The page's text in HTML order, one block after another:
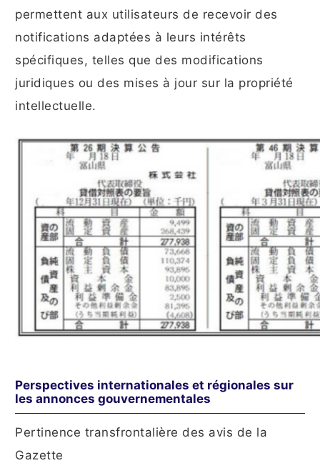
permettent aux utilisateurs de recevoir des
notifications adaptées à leurs intérêts
spécifiques, telles que des modifications
juridiques ou des mises à jour sur la propriété
intellectuelle.
Perspectives internationales et régionales sur
les annonces gouvernementales
Pertinence transfrontalière des avis de la
Gazette